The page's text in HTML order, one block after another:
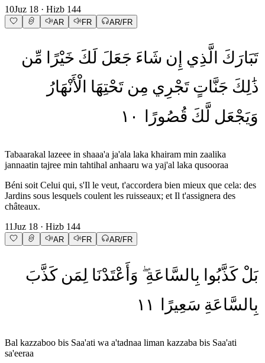
10Juz 18 · Hizb 144
AR FR AR/FR
تَبَارَكَ الَّذِي إِن شَاءَ جَعَلَ لَكَ خَيْرًا
مِّن
ذَٰلِكَ جَنَّاتٍ تَجْرِي مِن تَحْتِهَا الْأَنْهَارُ
وَيَجْعَل لَّكَ قُصُورًا ١٠
Tabaarakal lazeee in shaaa'a ja'ala laka khairam min zaalika
jannaatin tajree min tahtihal anhaaru wa yaj'al laka qusooraa
Béni soit Celui qui, s'Il le veut, t'accordera bien mieux que cela: des
Jardins sous lesquels coulent les ruisseaux; et Il t'assignera des
châteaux.
11Juz 18 · Hizb 144
AR FR AR/FR
بَلْ كَذَّبُوا بِالسَّاعَةِ وَأَعْتَدْنَا لِمَن كَذَّبَ
بِالسَّاعَةِ سَعِيرًا ١١
Bal kazzaboo bis Saa'ati wa a'tadnaa liman kazzaba bis Saa'ati
sa'eeraa